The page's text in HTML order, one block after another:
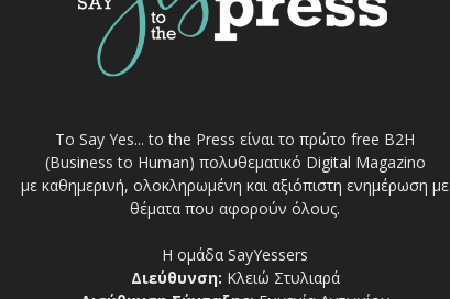
Το Say Yes... to the Press είναι το πρώτο free Β2Η
(Business to Human) πολυθεματικό Digital Magazino
με καθημερινή, ολοκληρωμένη και αξιόπιστη ενημέρωση με
θέματα που αφορούν όλους.
Η ομάδα SayYessers
Διεύθυνση: Κλειώ Στυλιαρά